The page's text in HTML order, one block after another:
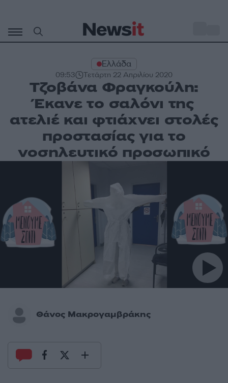
περιεχόμενο
Ελλάδα
09:53 Τετάρτη 22 Απριλίου 2020
Τζοβάνα Φραγκούλη:
Έκανε το σαλόνι της
ατελιέ και φτιάχνει στολές
προστασίας για το
νοσηλευτικό προσωπικό
Θάνος Μακρογαμβράκης